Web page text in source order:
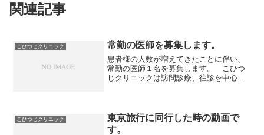
関連記事
こひつじクリニック 常勤の医師を募集します。
患者様の人数が増えてきたことに伴い、
常勤の医師１名を募集します。 こひつ
じクリニックは訪問診療、往診を中心と
まいません。 当クリニッ...
こひつじクリニック
東京旅行に同行した時の動画で
す。